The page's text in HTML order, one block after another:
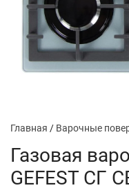
Главная / Варочные
Газовая
GEFEST СГ